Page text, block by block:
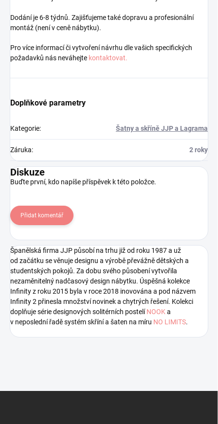
Dodání je 6-8 týdnů. Zajišťujeme také dopravu a profesionální
montáž (není v ceně nábytku).
Pro více informací či vytvoření návrhu dle vašich specifických
požadavků nás neváhejte kontaktovat.
Doplňkové parametry
Kategorie: Šatny a skříně JJP a Lagrama
Záruka: 2 roky
Diskuze
Buďte první, kdo napíše příspěvek k této položce.
Přidat komentář
Španělská firma JJP působí na trhu již od roku 1987 a už
od začátku se věnuje designu a výrobě převážně dětských a
studentských pokojů. Za dobu svého působení vytvořila
nezaměnitelný nadčasový design nábytku. Úspěšná kolekce
Infinity z roku 2015 byla v roce 2018 inovována a pod názvem
Infinity 2 přinesla množství novinek a chytrých řešení. Kolekci
doplňuje série designových solitérních postelíNOOKa
v neposlední řadě systém skříní a šaten na míru NO LIMITS.